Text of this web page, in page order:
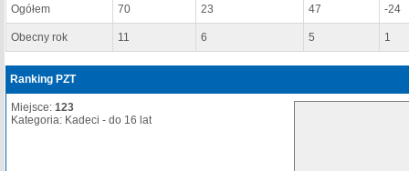
Ogółem 70 23 47 -24
Obecny rok 11 6 5 1
Ranking PZT
Miejsce: 123
Kategoria: Kadeci - do 16 lat